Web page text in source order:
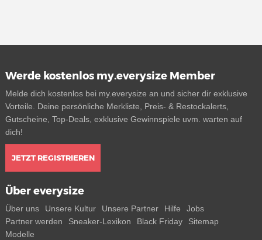
Werde kostenlos my.everysize Member
Melde dich kostenlos bei my.everysize an und sicher dir exklusive
Vorteile. Deine persönliche Merkliste, Preis- & Restockalerts,
Gutscheine, Top-Deals, exklusive Gewinnspiele uvm. warten auf
dich!
JETZT REGISTRIEREN
Über everysize
Über uns Unsere Kultur Unsere Partner Hilfe
Jobs
Partner werden
Sneaker-Lexikon Black Friday
Sitemap
Modelle